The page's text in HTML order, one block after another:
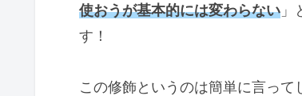
使おうが基本的には変わらない
す！
この修飾というのは簡単に言って